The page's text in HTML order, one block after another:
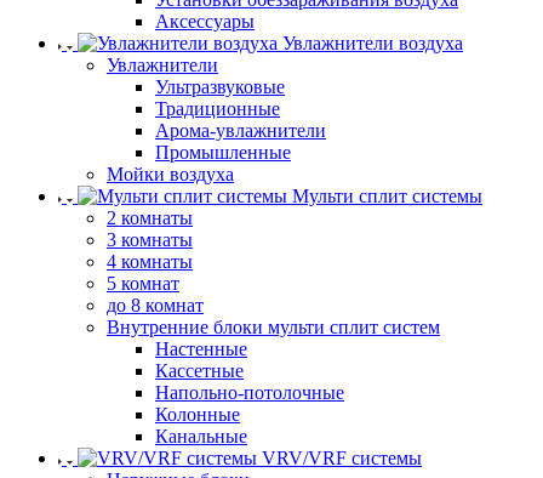
Аксессуары
Увлажнители воздуха
Увлажнители
Ультразвуковые
Традиционные
Арома-увлажнители
Промышленные
Мойки воздуха
Мульти сплит системы
2 комнаты
3 комнаты
4 комнаты
5 комнат
до 8 комнат
Внутренние блоки мульти сплит систем
Настенные
Кассетные
Напольно-потолочные
Колонные
Канальные
VRV/VRF системы